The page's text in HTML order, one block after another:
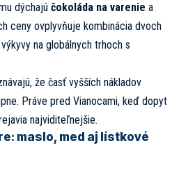
dýchajú čokoláda na varenie a
ceny ovplyvňuje kombinácia dvoch
na globálnych trhoch s
že časť vyšších nákladov
Práve pred Vianocami, keď dopyt
najviditeľnejšie.
maslo, med aj lístkové